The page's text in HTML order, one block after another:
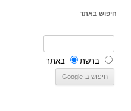
חיפוש באתר
ברשת באתר